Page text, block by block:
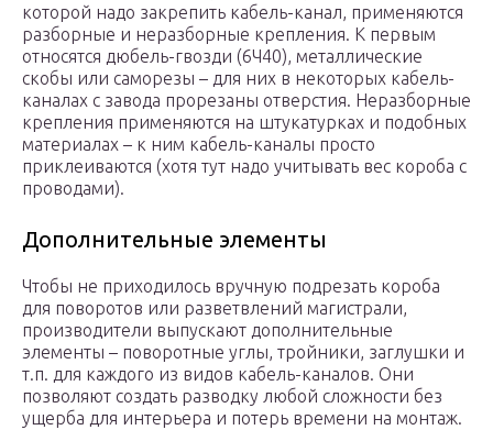
которой надо закрепить кабель-канал, применяются
разборные и неразборные крепления. К первым
относятся дюбель-гвозди (6Ч40), металлические
скобы или саморезы – для них в некоторых кабель-
каналах с завода прорезаны отверстия. Неразборные
крепления применяются на штукатурках и подобных
материалах – к ним кабель-каналы просто
приклеиваются (хотя тут надо учитывать вес короба с
проводами).
Дополнительные элементы
Чтобы не приходилось вручную подрезать короба
для поворотов или разветвлений магистрали,
производители выпускают дополнительные
элементы – поворотные углы, тройники, заглушки и
т.п. для каждого из видов кабель-каналов. Они
позволяют создать разводку любой сложности без
ущерба для интерьера и потерь времени на монтаж.